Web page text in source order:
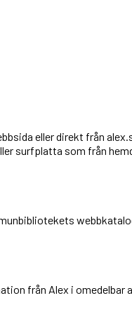
eller direkt från
surfplatta som från
från Alex i